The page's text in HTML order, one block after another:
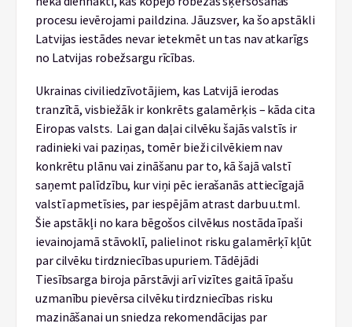
procesu ievērojami paildzina. Jāuzsver, ka šo apstākli
Latvijas iestādes nevar ietekmēt un tas nav atkarīgs
no Latvijas robežsargu rīcības.
Ukrainas civiliedzīvotājiem, kas Latvijā ierodas
tranzītā, visbiežāk ir konkrēts galamērķis – kāda cita
Eiropas valsts. Lai gan daļai cilvēku šajās valstīs ir
radinieki vai paziņas, tomēr bieži cilvēkiem nav
konkrētu plānu vai zināšanu par to, kā šajā valstī
saņemt palīdzību, kur viņi pēc ierašanās attiecīgajā
valstī apmetīsies, par iespējām atrast darbu u.tml.
Šie apstākļi no kara bēgošos cilvēkus nostāda īpaši
ievainojamā stāvoklī, palielinot risku galamērķī kļūt
par cilvēku tirdzniecības upuriem. Tādējādi
Tiesībsarga biroja pārstāvji arī vizītes gaitā īpašu
uzmanību pievērsa cilvēku tirdzniecības risku
mazināšanai un sniedza rekomendācijas par